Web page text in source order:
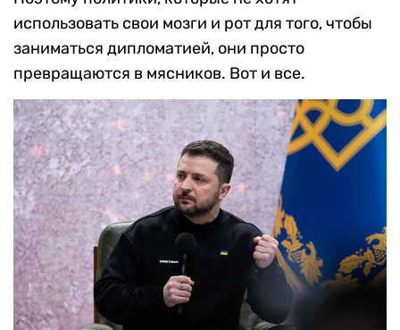
использовать свои мозги и рот для того, чтобы
заниматься дипломатией, они просто
превращаются в мясников. Вот и все.